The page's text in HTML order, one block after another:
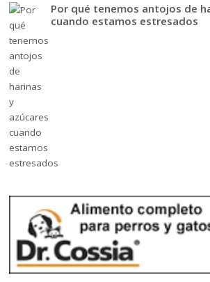
Por qué tenemos antojos de
cuando estamos estresados